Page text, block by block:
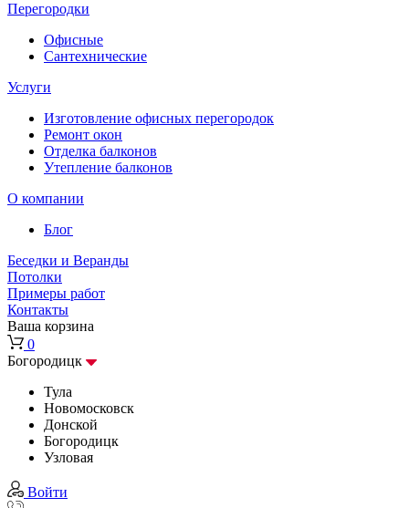
Перегородки
Офисные
Сантехнические
Услуги
Изготовление офисных перегородок
Ремонт окон
Отделка балконов
Утепление балконов
О компании
Блог
Беседки и Веранды
Потолки
Примеры работ
Контакты
Ваша корзина
0
Богородицк
Тула
Новомосковск
Донской
Богородицк
Узловая
Войти